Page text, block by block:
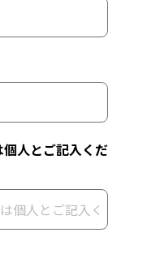
人とご記入くだ